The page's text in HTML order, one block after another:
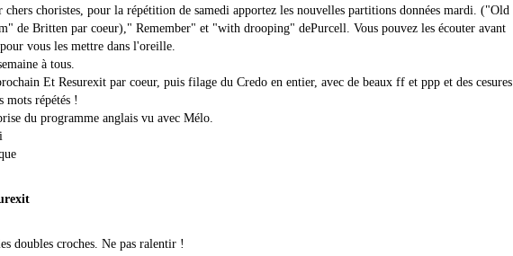
chers choristes, pour la répétition de samedi apportez les nouvelles partitions données mardi. ("Old
de Britten par coeur)," Remember" et "with drooping" dePurcell. Vous pouvez les écouter avant
vous les mettre dans l'oreille.
à tous.
Et Resurexit par coeur, puis filage du Credo en entier, avec de beaux ff et ppp et des cesures
mots répétés !
du programme anglais vu avec Mélo.
doubles croches. Ne pas ralentir !